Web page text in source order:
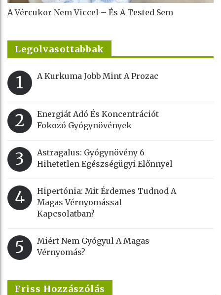
A Vércukor Nem Viccel – És A Tested Sem
Legolvasottabbak
1 A Kurkuma Jobb Mint A Prozac
2
Energiát Adó És Koncentrációt
Fokozó Gyógynövények
3
Astragalus: Gyógynövény 6
Hihetetlen Egészségügyi Előnnyel
4
Hipertónia: Mit Érdemes Tudnod A
Magas Vérnyomással
Kapcsolatban?
5
Miért Nem Gyógyul A Magas
Vérnyomás?
Friss Hozzászólás